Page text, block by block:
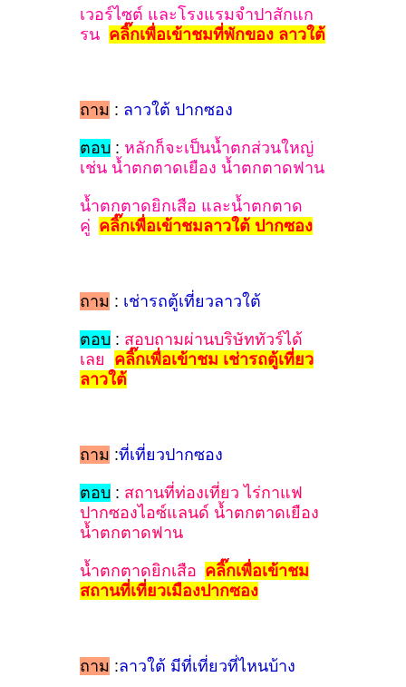
เวอร์ไซต์ และโรงแรมจำปาสักแก
รน คลิ๊กเพื่อเข้าชมที่พักของ ลาวใต้
ถาม : ลาวใต้ ปากซอง
ตอบ : หลักก็จะเป็นน้ำตกส่วนใหญ่
เช่น น้ำตกตาดเยือง น้ำตกตาดฟาน
น้ำตกตาดยิกเสือ และน้ำตกตาด
คู่ คลิ๊กเพื่อเข้าชมลาวใต้ ปากซอง
ถาม : เช่ารถตู้เที่ยวลาวใต้
ตอบ : สอบถามผ่านบริษัททัวร์ได้
เลย
คลิ๊กเพื่อเข้าชม เช่ารถตู้เที่ยว
ลาวใต้
ถาม :ที่เที่ยวปากซอง
ตอบ : สถานที่ท่องเที่ยว ไร่กาแฟ
ปากซองไอซ์แลนด์ น้ำตกตาดเยือง
น้ำตกตาดฟาน
น้ำตกตาดยิกเสือ คลิ๊กเพื่อเข้าชม
สถานที่เที่ยวเมืองปากซอง
ถาม :ลาวใต้ มีที่เที่ยวที่ไหนบ้าง